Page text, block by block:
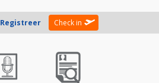
Registreer Check in